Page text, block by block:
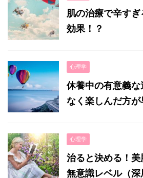
肌の治療で辛す
効果！？
心理学
休養中の有意義
なく楽しんだ方
心理学
治ると決める！
無意識レベル（